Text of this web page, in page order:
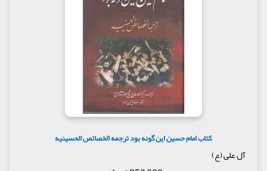
کتاب امام حسین این گونه بود ترجمه الخصائص الحسینیه
آل علی (ع)